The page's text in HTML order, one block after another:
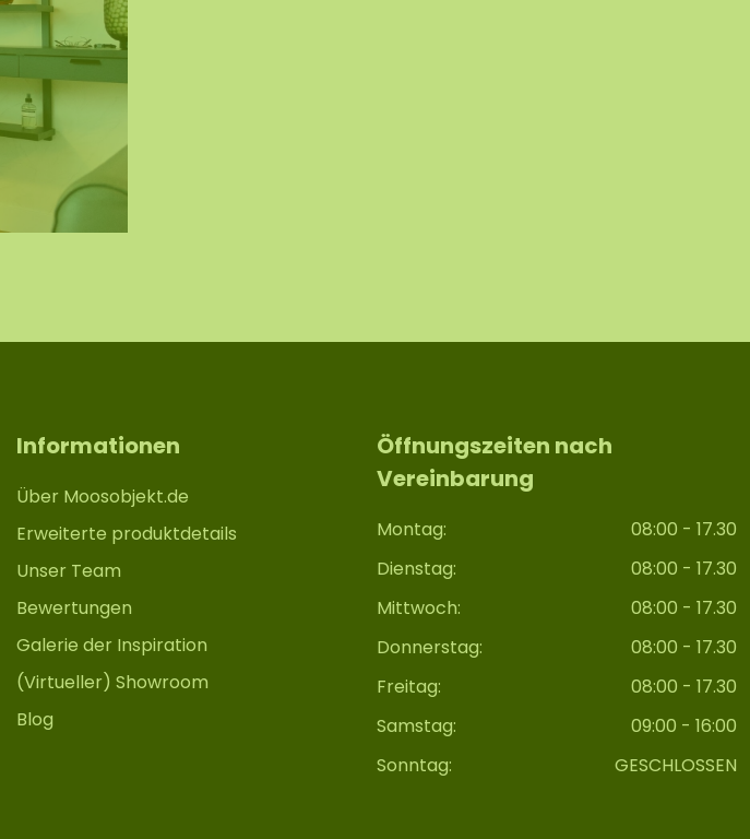
Informationen
Über Moosobjekt.de
Erweiterte produktdetails
Unser Team
Bewertungen
Galerie der Inspiration
(Virtueller) Showroom
Blog
Öffnungszeiten nach
Vereinbarung
Montag:
08:00 - 17.30
Dienstag:
08:00 - 17.30
Mittwoch:
08:00 - 17.30
Donnerstag:
08:00 - 17.30
Freitag:
08:00 - 17.30
Samstag:
09:00 - 16:00
Sonntag:
GESCHLOSSEN